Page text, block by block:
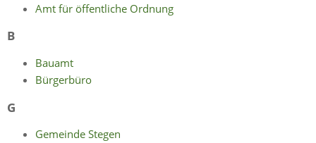
Amt für öffentliche Ordnung
B
Bauamt
Bürgerbüro
G
Gemeinde Stegen